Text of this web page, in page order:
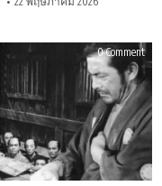
0 Commenton
รีวิว